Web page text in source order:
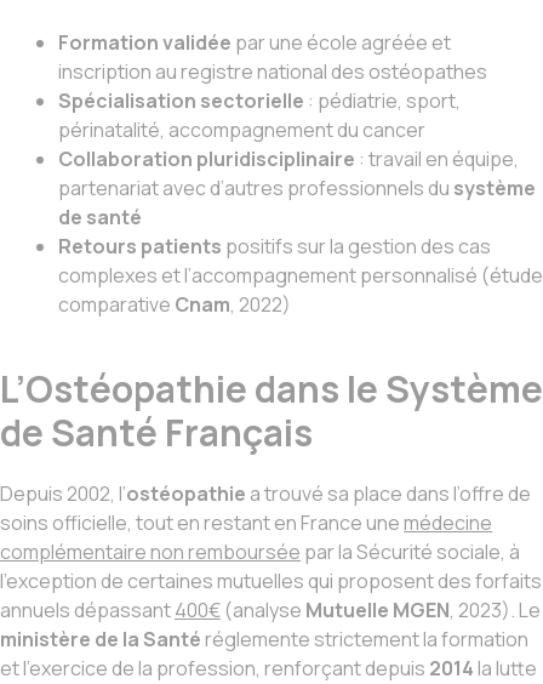
Formation validée par une école agréée et
inscription au registre national des ostéopathes
Spécialisation sectorielle : pédiatrie, sport,
périnatalité, accompagnement du cancer
Collaboration pluridisciplinaire : travail en équipe,
partenariat avec d’autres professionnels du système
de santé
Retours patients positifs sur la gestion des cas
complexes et l’accompagnement personnalisé (étude
comparative Cnam, 2022)
L’Ostéopathie dans le Système
de Santé Français
Depuis 2002, l’ostéopathie a trouvé sa place dans l’offre de
soins officielle, tout en restant en France une médecine
complémentaire non remboursée par la Sécurité sociale, à
l’exception de certaines mutuelles qui proposent des forfaits
annuels dépassant400€ (analyse Mutuelle MGEN, 2023). Le
ministère de la Santé réglemente strictement la formation
et l’exercice de la profession, renforçant depuis 2014 la lutte